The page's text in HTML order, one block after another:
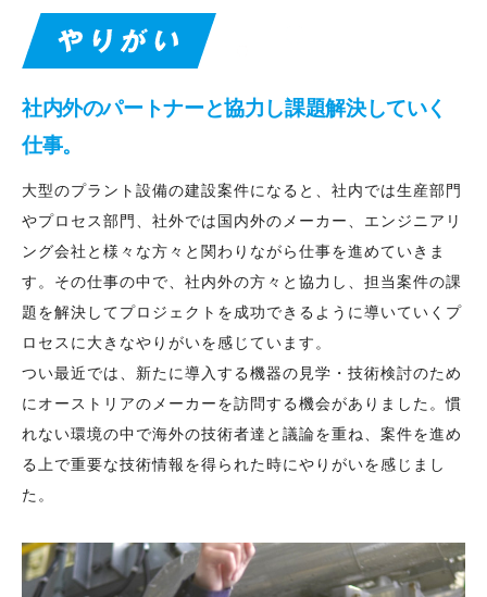
社内外のパートナーと協力し課題解決していく
仕事。
大型のプラント設備の建設案件になると、社内では生産部門
やプロセス部門、社外では国内外のメーカー、エンジニアリ
ング会社と様々な方々と関わりながら仕事を進めていきま
す。その仕事の中で、社内外の方々と協力し、担当案件の課
題を解決してプロジェクトを成功できるように導いていくプ
ロセスに大きなやりがいを感じています。
つい最近では、新たに導入する機器の見学・技術検討のため
にオーストリアのメーカーを訪問する機会がありました。慣
れない環境の中で海外の技術者達と議論を重ね、案件を進め
る上で重要な技術情報を得られた時にやりがいを感じまし
た。